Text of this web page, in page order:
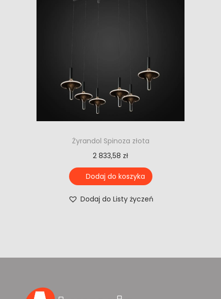
Żyrandol Spinoza złota
2 833,58 zł
Dodaj do koszyka
Dodaj do Listy życzeń